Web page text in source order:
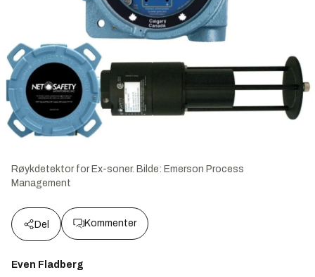
Røykdetektor for Ex-soner. Bilde: Emerson Process
Management
Del Kommenter
Even Fladberg